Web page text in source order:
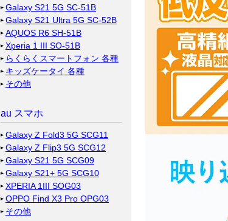
Galaxy S21 5G SC-51B
Galaxy S21 Ultra 5G SC-52B
AQUOS R6 SH-51B
Xperia 1 III SO-51B
らくらくスマートフォン 各種
キッズケータイ 各種
その他
au スマホ
Galaxy Z Fold3 5G SCG11
Galaxy Z Flip3 5G SCG12
Galaxy S21 5G SCG09
Galaxy S21+ 5G SCG10
XPERIA 1III SOG03
OPPO Find X3 Pro OPG03
その他